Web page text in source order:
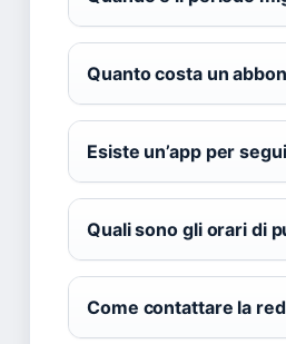
Quanto costa un
Esiste un’app per
Quali sono gli orari di
Come contattare la